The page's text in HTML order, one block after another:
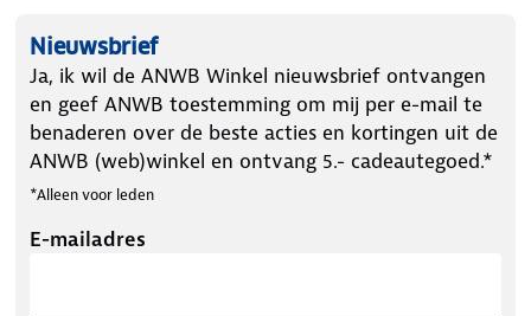
Nieuwsbrief
Ja, ik wil de ANWB Winkel nieuwsbrief ontvangen
en geef ANWB toestemming om mij per e-mail te
benaderen over de beste acties en kortingen uit de
ANWB (web)winkel en ontvang 5.- cadeautegoed.*
*Alleen voor leden
E-mailadres